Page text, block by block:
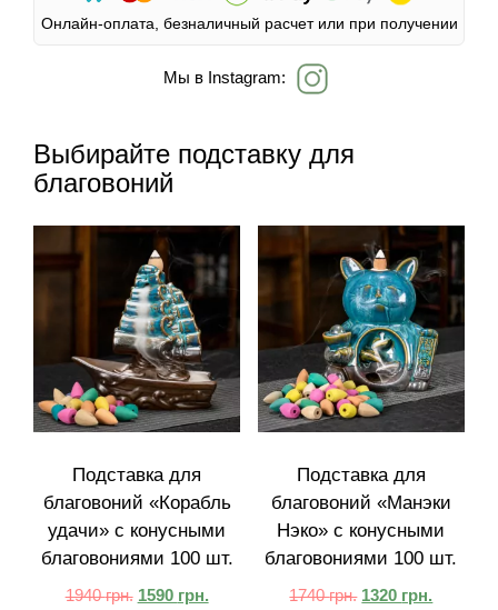
Онлайн-оплата, безналичный расчет или при получении
Мы в Instagram:
Выбирайте подставку для
благовоний
Подставка для
благовоний «Корабль
удачи» с конусными
благовониями 100 шт.
1940грн. 1590 грн.
Подставка для
благовоний «Манэки
Нэко» с конусными
благовониями 100 шт.
1740грн. 1320 грн.